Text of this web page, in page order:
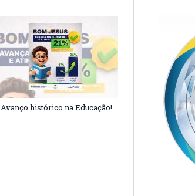
Avanço histórico na Educação!